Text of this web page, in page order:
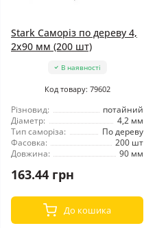
Stark Саморіз по дереву 4,
2x90 мм (200 шт)
В наявності
Код товару: 79602
Різновид:
потайний
Діаметр:
4,2 мм
Тип саморіза:
По дереву
Фасовка:
200 шт
Довжина:
90 мм
163.44 грн
До кошика